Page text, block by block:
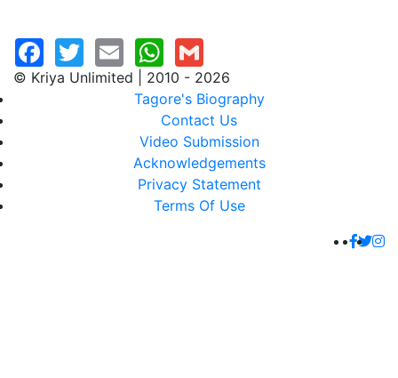
© Kriya Unlimited | 2010 - 2026
Tagore's Biography
Contact Us
Video Submission
Acknowledgements
Privacy Statement
Terms Of Use